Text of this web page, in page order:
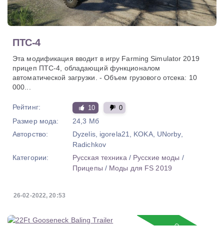
ПТС-4
Эта модификация вводит в игру Farming Simulator 2019
прицеп ПТС-4, обладающий функционалом
автоматической загрузки. - Объем грузового отсека: 10
000...
Рейтинг: 10 0
Размер мода:
24,3 Мб
Авторство:
Dyzelis, igorela21, KOKA, UNorby,
Radichkov
Категории:
Русская техника / Русские моды /
Прицепы / Моды для FS 2019
26-02-2022, 20:53